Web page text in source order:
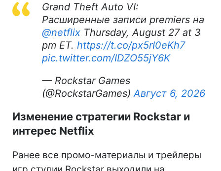
Grand Theft Auto VI:
Расширенные записи premiers на
@netflix Thursday, August 27 at 3
pm ET. https://t.co/px5rI0eKh7
pic.twitter.com/IDZO55jY6K
— Rockstar Games
(@RockstarGames) Август 6, 2026
Изменение стратегии Rockstar и
интерес Netflix
Ранее все промо-материалы и трейлеры